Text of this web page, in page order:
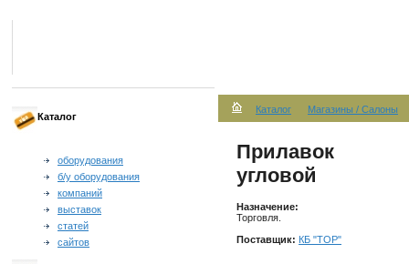
Каталог
оборудования
б/у оборудования
компаний
выставок
статей
сайтов
Каталог Магазины / Салоны
Прилавок
угловой
Назначение:
Торговля.
Поставщик: КБ "ТОР"